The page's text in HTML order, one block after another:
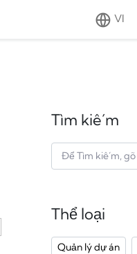
VI
Tìm kiếm
Thể loại
Quản lý dự án